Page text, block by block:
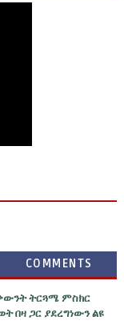
COMMENTS
ትርጓሜ ምስክር
በዛ ጋር ያደረግነውን ልዩ